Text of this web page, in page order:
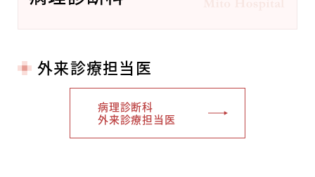
外来診療担当医
病理診断科
外来診療担当医